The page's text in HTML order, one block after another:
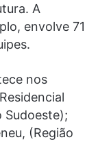
A
envolve 71
nos
Sudoeste);
(Região